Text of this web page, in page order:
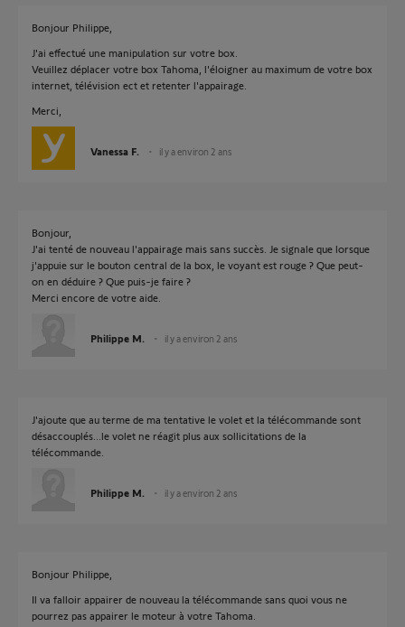
Bonjour Philippe,
J'ai effectué une manipulation sur votre box.
Veuillez déplacer votre box Tahoma, l'éloigner au maximum de votre box
internet, télévision ect et retenter l'appairage.
Merci,
Vanessa F. il y a environ 2 ans
Bonjour,
J'ai tenté de nouveau l'appairage mais sans succès. Je signale que lorsque
j'appuie sur le bouton central de la box, le voyant est rouge ? Que peut-
on en déduire ? Que puis-je faire ?
Merci encore de votre aide.
Philippe M. il y a environ 2 ans
J'ajoute que au terme de ma tentative le volet et la télécommande sont
désaccouplés...le volet ne réagit plus aux sollicitations de la
télécommande.
Philippe M. il y a environ 2 ans
Bonjour Philippe,
Il va falloir appairer de nouveau la télécommande sans quoi vous ne
pourrez pas appairer le moteur à votre Tahoma.